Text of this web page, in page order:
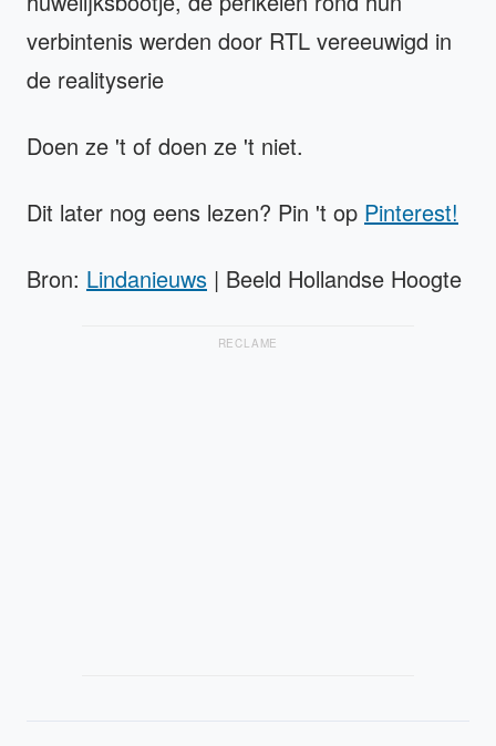
verbintenis werden door RTL vereeuwigd in
de realityserie
Doen ze 't of doen ze 't niet.
Dit later nog eens lezen? Pin 't op Pinterest!
Bron: Lindanieuws | Beeld Hollandse Hoogte
RECLAME